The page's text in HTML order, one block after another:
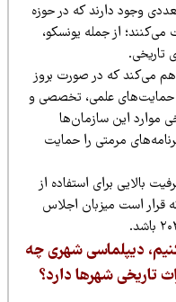
دارند که در حوزه
از جمله یونسکو،
که در صورت بروز
علمی، تخصصی و
این سازمان‌ها
مرمتی را حمایت
برای استفاده از
است میزبان اجلاس
دیپلماسی شهری چه
شهرها دارد؟